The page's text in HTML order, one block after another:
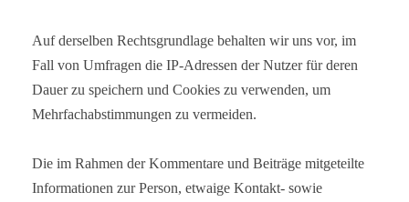
Auf derselben Rechtsgrundlage behalten wir uns vor, im
Fall von Umfragen die IP-Adressen der Nutzer für deren
Dauer zu speichern und Cookies zu verwenden, um
Mehrfachabstimmungen zu vermeiden.
Die im Rahmen der Kommentare und Beiträge mitgeteilte
Informationen zur Person, etwaige Kontakt- sowie